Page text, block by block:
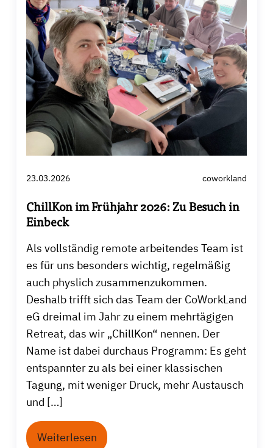
23.03.2026 coworkland
ChillKon im Frühjahr 2026: Zu Besuch in
Einbeck
Als vollständig remote arbeitendes Team ist
es für uns besonders wichtig, regelmäßig
auch physlich zusammenzukommen.
Deshalb trifft sich das Team der CoWorkLand
eG dreimal im Jahr zu einem mehrtägigen
Retreat, das wir „ChillKon“ nennen. Der
Name ist dabei durchaus Programm: Es geht
entspannter zu als bei einer klassischen
Tagung, mit weniger Druck, mehr Austausch
und […]
Weiterlesen